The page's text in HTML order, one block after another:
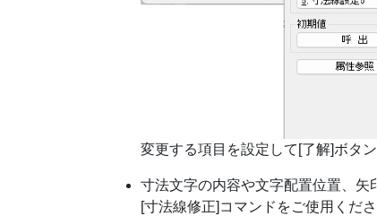
変更する項目を設定して[了解]ボタン
寸法文字の内容や文字配置位置、矢
[寸法線修正]コマンドをご使用くだ